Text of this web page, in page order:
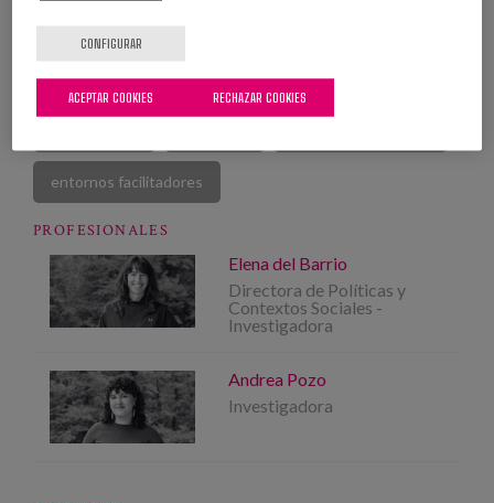
alojamientos Vivienda personas mayores
entornos facilitadores
PROFESIONALES
Elena del Barrio
Directora de Políticas y
Contextos Sociales -
Investigadora
Andrea Pozo
Investigadora
CONFIGURAR
RECHAZAR COOKIES
ACEPTAR COOKIES